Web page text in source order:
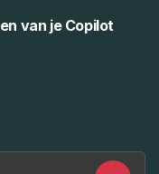
van je Copilot